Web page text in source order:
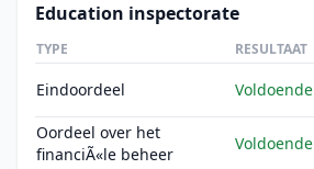
Education inspectorate
TYPE RESULTAAT
Eindoordeel Voldoende
Oordeel over het
financiÃ«le beheer
Voldoende